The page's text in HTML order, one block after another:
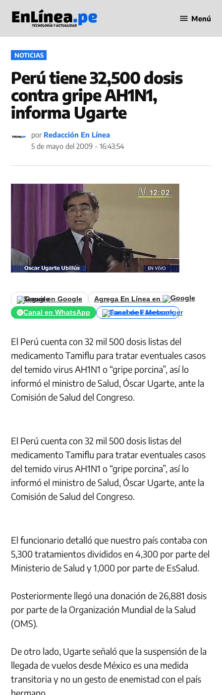
contenido
en Línea
Menú
PUBLICADO
EN
NOTICIAS
Perú tiene 32,500 dosis
contra gripe AH1N1,
informa Ugarte
por Redacción En Línea
5 de mayo del 2009 - 16:43:54
Seguir en Google
Agrega En Línea en
Canal en WhatsApp
Canal de Facebook
El Perú cuenta con 32 mil 500 dosis listas del
medicamento Tamiflu para tratar eventuales casos
del temido virus AH1N1 o “gripe porcina”, así lo
informó el ministro de Salud, Óscar Ugarte, ante la
Comisión de Salud del Congreso.
El Perú cuenta con 32 mil 500 dosis listas del
medicamento Tamiflu para tratar eventuales casos
del temido virus AH1N1 o “gripe porcina”, así lo
informó el ministro de Salud, Óscar Ugarte, ante la
Comisión de Salud del Congreso.
El funcionario detalló que nuestro país contaba con
5,300 tratamientos divididos en 4,300 por parte del
Ministerio de Salud y 1,000 por parte de EsSalud.
Posteriormente llegó una donación de 26,881 dosis
por parte de la Organización Mundial de la Salud
(OMS).
De otro lado, Ugarte señaló que la suspensión de la
llegada de vuelos desde México es una medida
transitoria y no un gesto de enemistad con el país